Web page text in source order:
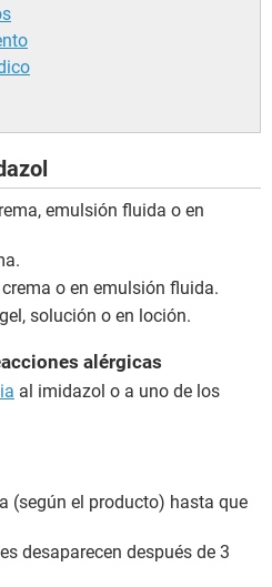
emulsión fluida o en
o en emulsión fluida.
solución o en loción.
alérgicas
al imidazol o a uno de los
(según el producto) hasta que
desaparecen después de 3